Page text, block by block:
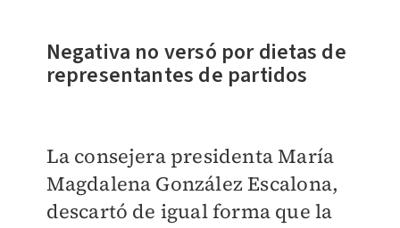
Negativa no versó por dietas de
representantes de partidos
La consejera presidenta María
Magdalena González Escalona,
descartó de igual forma que la